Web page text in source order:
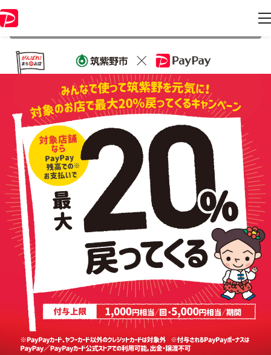
情報はキャンペーン終了時点のものになります。